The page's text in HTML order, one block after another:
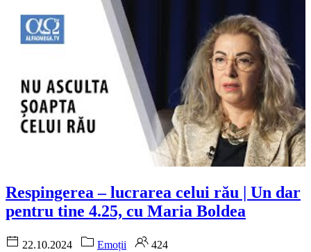
Respingerea – lucrarea celui rău | Un dar
pentru tine 4.25, cu Maria Boldea
22.10.2024 Emoții
424